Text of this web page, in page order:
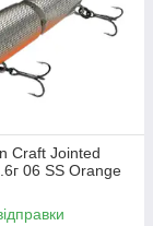
Craft Jointed
06 SS Orange